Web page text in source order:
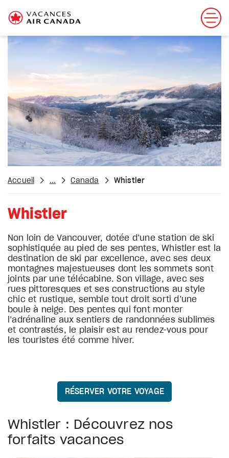
Accueil ... Canada Whistler
Whistler
Non loin de Vancouver, dotée d’une station de ski
sophistiquée au pied de ses pentes, Whistler est la
destination de ski par excellence, avec ses deux
montagnes majestueuses dont les sommets sont
joints par une télécabine. Son village, avec ses
rues pittoresques et ses constructions au style
chic et rustique, semble tout droit sorti d’une
boule à neige. Des pentes qui font monter
l’adrénaline aux sentiers de randonnées sublimes
et contrastés, le plaisir est au rendez-vous pour
les touristes été comme hiver.
RÉSERVER VOTRE VOYAGE
Whistler : Découvrez nos
forfaits vacances